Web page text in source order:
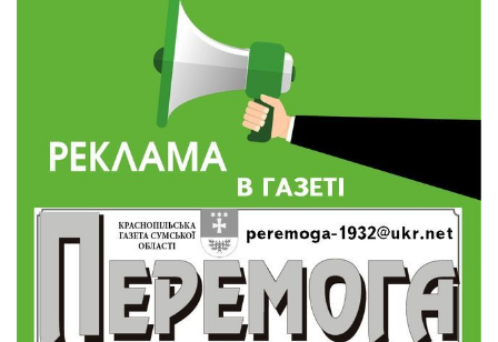
Обмежено придатний, але безмежно
вмотивований: Як колишній лісівник став асом
артилерії
490 пацієнтів та 15 відвіданих сіл: МБФ
«Альянс громадського здоров’я» підбив
підсумки роботи мобільних клінік у Сумській
області
12:24
23 лип
Покинув безпечне життя за кордоном, щоб
захистити рідну землю: пам’яті Сергія
Балабаєнка (ВІДЕО)
23 лип
Командир гармати Руслан Козирін: «Змінити
підрозділ чи бригаду – навіть думки не було»